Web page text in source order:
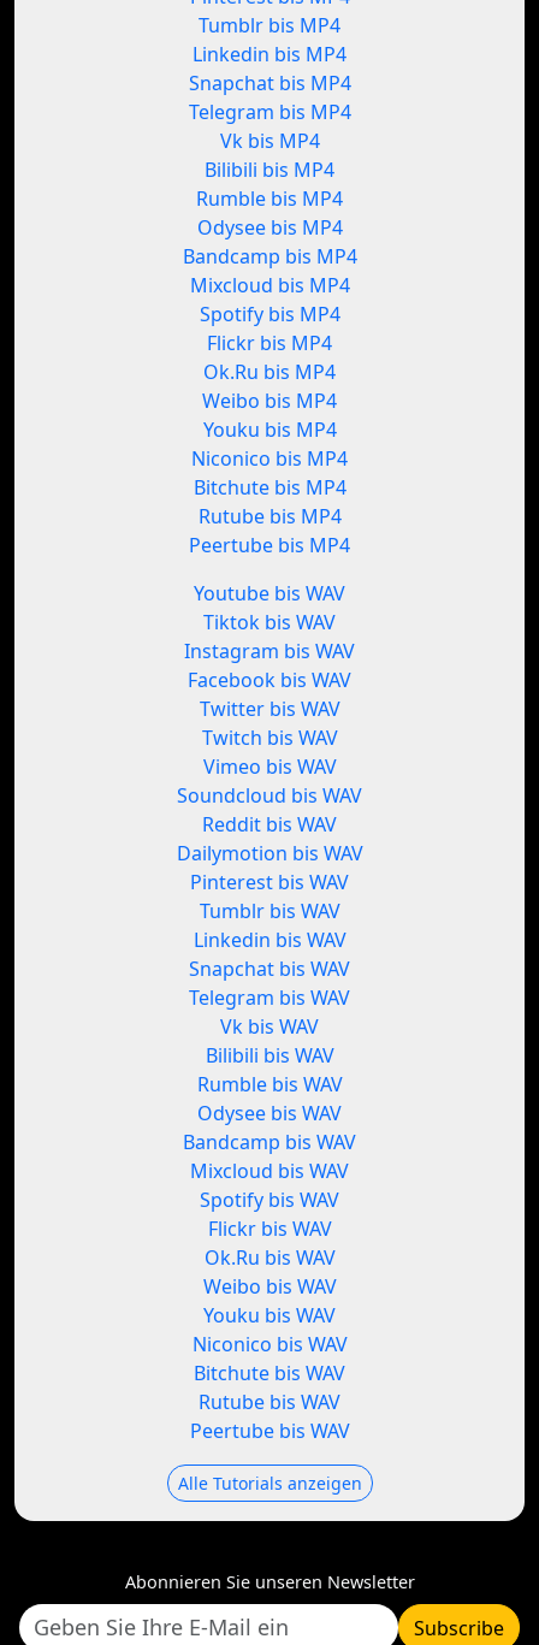
Tumblr bis MP4
Linkedin bis MP4
Snapchat bis MP4
Telegram bis MP4
Vk bis MP4
Bilibili bis MP4
Rumble bis MP4
Odysee bis MP4
Bandcamp bis MP4
Mixcloud bis MP4
Spotify bis MP4
Flickr bis MP4
Ok.Ru bis MP4
Weibo bis MP4
Youku bis MP4
Niconico bis MP4
Bitchute bis MP4
Rutube bis MP4
Peertube bis MP4
Youtube bis WAV
Tiktok bis WAV
Instagram bis WAV
Facebook bis WAV
Twitter bis WAV
Twitch bis WAV
Vimeo bis WAV
Soundcloud bis WAV
Reddit bis WAV
Dailymotion bis WAV
Pinterest bis WAV
Tumblr bis WAV
Linkedin bis WAV
Snapchat bis WAV
Telegram bis WAV
Vk bis WAV
Bilibili bis WAV
Rumble bis WAV
Odysee bis WAV
Bandcamp bis WAV
Mixcloud bis WAV
Spotify bis WAV
Flickr bis WAV
Ok.Ru bis WAV
Weibo bis WAV
Youku bis WAV
Niconico bis WAV
Bitchute bis WAV
Rutube bis WAV
Peertube bis WAV
Alle Tutorials anzeigen
Abonnieren Sie unseren Newsletter
Subscribe